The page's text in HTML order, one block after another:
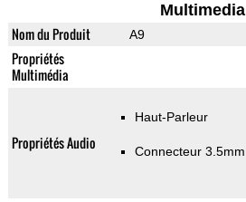
Multimedia
Nom du Produit A9
Propriétés
Multimédia
Propriétés Audio
Haut-Parleur
Connecteur 3.5mm